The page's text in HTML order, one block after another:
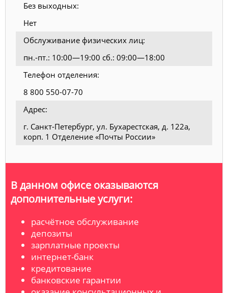
Без выходных:
Нет
Обслуживание физических лиц:
пн.-пт.: 10:00—19:00 сб.: 09:00—18:00
Телефон отделения:
8 800 550-07-70
Адрес:
г. Санкт-Петербург, ул. Бухарестская, д. 122а,
корп. 1 Отделение «Почты России»
В данном офисе оказываются
дополнительные услуги:
расчётное обслуживание
депозиты
зарплатные проекты
интернет-банк
кредитование
банковские гарантии